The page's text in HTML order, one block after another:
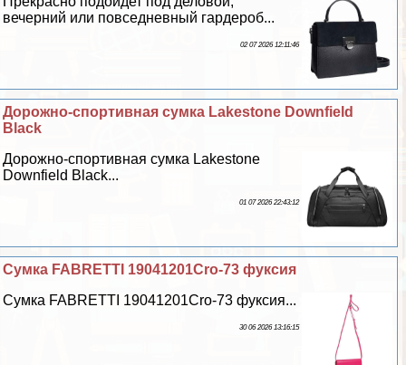
вечерний или повседневный гардероб...
02 07 2026 12:11:46
Дорожно-спортивная сумка Lakestone Downfield
Black
Дорожно-спортивная сумка Lakestone
Downfield Black...
01 07 2026 22:43:12
Сумка FABRETTI 19041201Cro-73 фуксия
Сумка FABRETTI 19041201Cro-73 фуксия...
30 06 2026 13:16:15